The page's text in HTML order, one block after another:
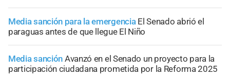
Media sanción para la emergencia El Senado abrió el
paraguas antes de que llegue El Niño
Media sanción Avanzó en el Senado un proyecto para la
participación ciudadana prometida por la Reforma 2025